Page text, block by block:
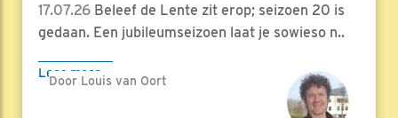
17.07.26 Beleef de Lente zit erop; seizoen 20 is
gedaan. Een jubileumseizoen laat je sowieso n..
Lees meer
Door Louis van Oort